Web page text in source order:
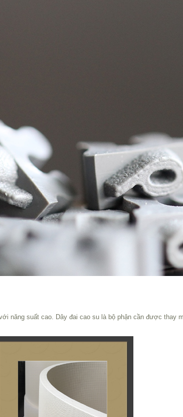
năng suất cao. Dây đai cao su là bộ phận cần được thay